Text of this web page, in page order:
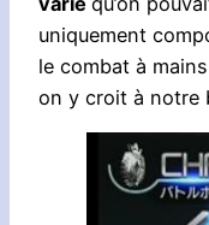
uniquement
le combat à
on y croit à notre